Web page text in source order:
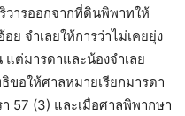
วารออกจากที่ดินพิพาทให้
ย จำเลยให้การว่าไม่เคยยุ่ง
แต่มารดาและน้องจำเลย
ขอให้ศาลหมายเรียกมารดา
57 (3) และเมื่อศาลพิพากษา